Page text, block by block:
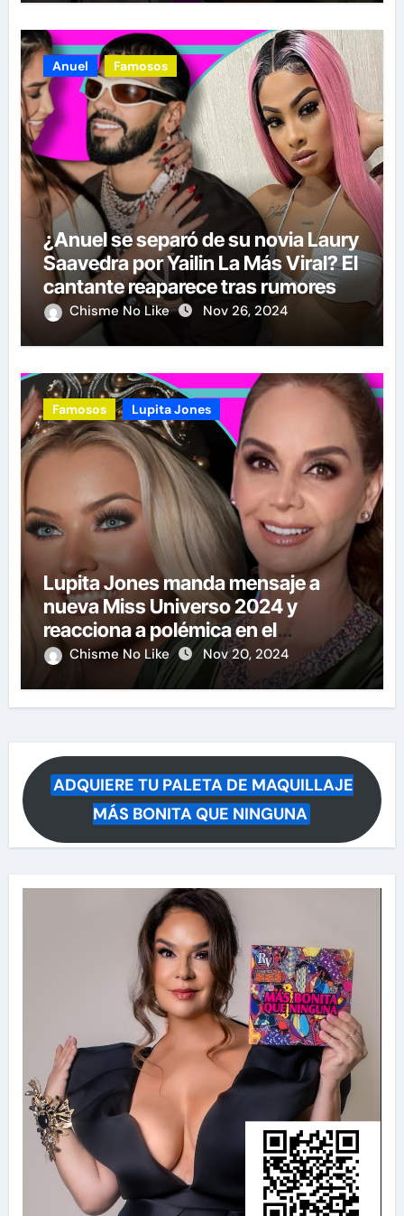
Anuel Famosos
¿Anuel se separó de su novia Laury
Saavedra por Yailin La Más Viral? El
cantante reaparece tras rumores
Chisme No Like Nov 26, 2024
Famosos Lupita Jones
Lupita Jones manda mensaje a
nueva Miss Universo 2024 y
reacciona a polémica en el
certamen
Chisme No Like Nov 20, 2024
ADQUIERE TU PALETA DE MAQUILLAJE
MÁS BONITA QUE NINGUNA